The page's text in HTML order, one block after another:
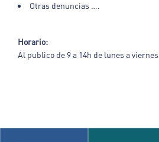
Otras denuncias ….
Horario:
Al publico de 9 a 14h de lunes a viernes